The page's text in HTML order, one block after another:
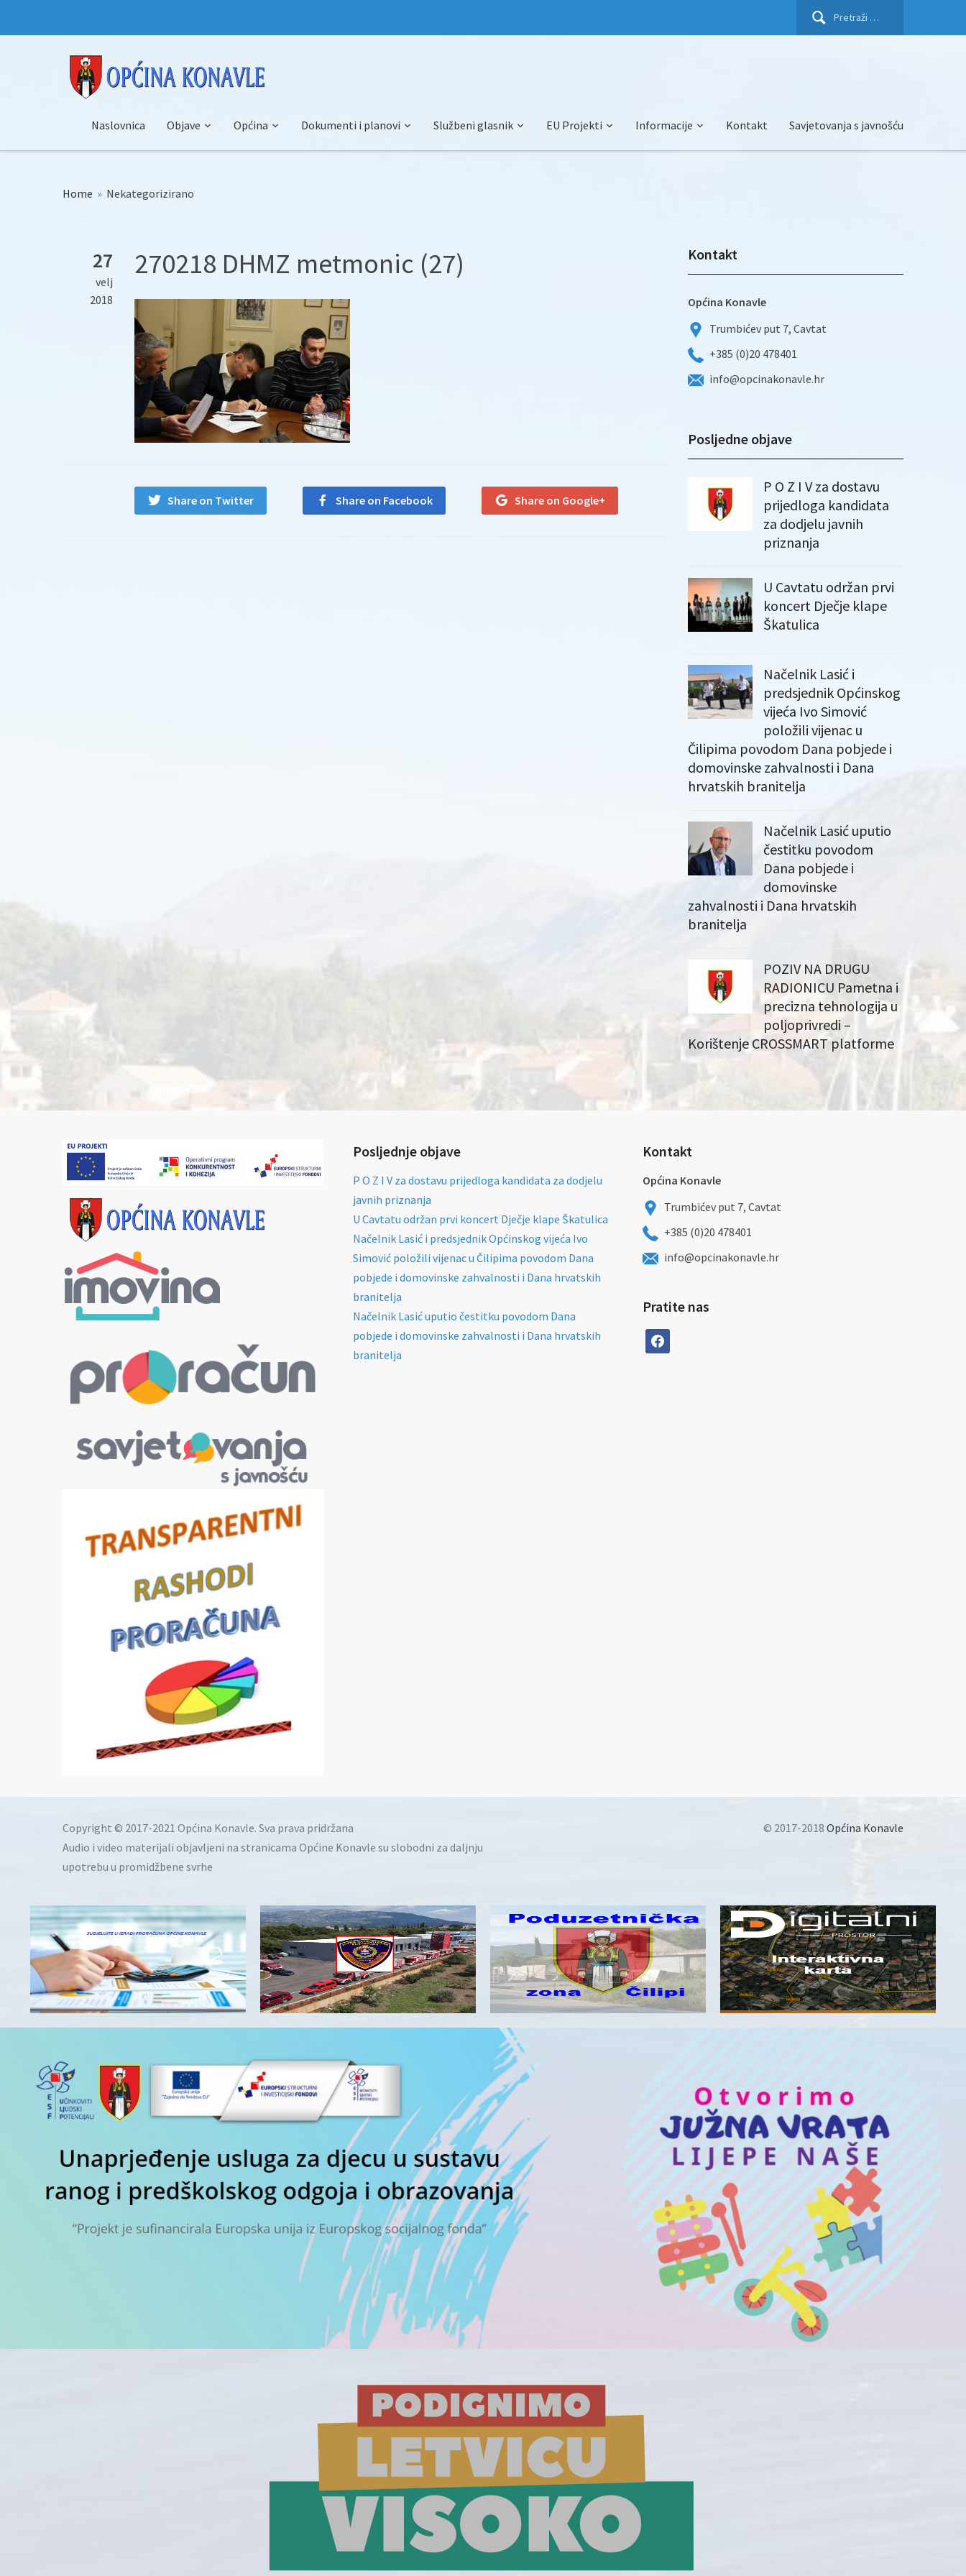
Pretraži:
Naslovnica Objave Općina Dokumenti i planovi Službeni glasnik EU Projekti Informacije Kontakt Savjetovanja s javnošću
Home » Nekategorizirano
27
velj
2018
270218 DHMZ metmonic (27)
Share on Twitter Share on Facebook Share on Google+
Kontakt
Općina Konavle
Trumbićev put 7, Cavtat
+385 (0)20 478401
info@opcinakonavle.hr
Posljedne objave
P O Z I V za dostavu
prijedloga kandidata
za dodjelu javnih
priznanja
U Cavtatu održan prvi
koncert Dječje klape
Škatulica
Načelnik Lasić i
predsjednik Općinskog
vijeća Ivo Simović
položili vijenac u
Čilipima povodom Dana pobjede i
domovinske zahvalnosti i Dana
hrvatskih branitelja
Načelnik Lasić uputio
čestitku povodom
Dana pobjede i
domovinske
zahvalnosti i Dana hrvatskih
branitelja
POZIV NA DRUGU
RADIONICU Pametna i
precizna tehnologija u
poljoprivredi –
Korištenje CROSSMART platforme
Posljednje objave
P O Z I V za dostavu prijedloga kandidata za dodjelu
javnih priznanja
U Cavtatu održan prvi koncert Dječje klape Škatulica
Načelnik Lasić i predsjednik Općinskog vijeća Ivo
Simović položili vijenac u Čilipima povodom Dana
pobjede i domovinske zahvalnosti i Dana hrvatskih
branitelja
Načelnik Lasić uputio čestitku povodom Dana
pobjede i domovinske zahvalnosti i Dana hrvatskih
branitelja
Kontakt
Općina Konavle
Trumbićev put 7, Cavtat
+385 (0)20 478401
info@opcinakonavle.hr
Pratite nas
facebook
Copyright © 2017-2021 Općina Konavle. Sva prava pridržana
Audio i video materijali objavljeni na stranicama Općine Konavle su slobodni za daljnju
upotrebu u promidžbene svrhe
© 2017-2018 Općina Konavle